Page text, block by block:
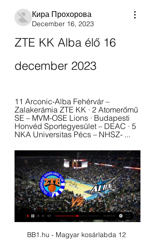
Кира Прохорова
December 16, 2023
ZTE KK Alba élő 16
december 2023
11 Arconic-Alba Fehérvár –
Zalakerámia ZTE KK · 2 Atomerőmű
SE – MVM-OSE Lions · Budapesti
Honvéd Sportegyesület – DEAC · 5
NKA Universitas Pécs – NHSZ- ...
BB1.hu - Magyar kosárlabda 12